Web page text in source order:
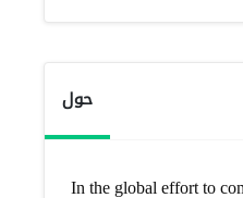
حول
In the global effort to